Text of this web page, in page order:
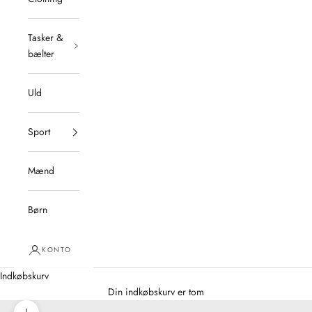
Tasker &
bælter
Uld
Sport
Mænd
Børn
KONTO
Indkøbskurv
Din indkøbskurv er tom